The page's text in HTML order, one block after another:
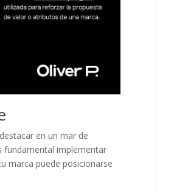
en un mar de
fundamental ‌implementar‍
‍marca puede posicionarse